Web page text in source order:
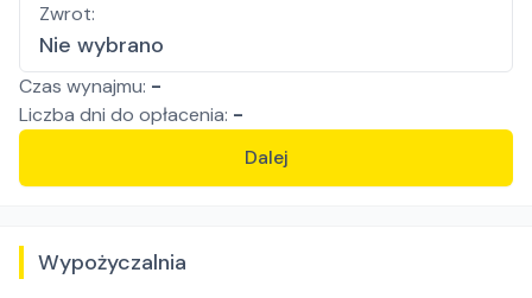
Zwrot:
Nie wybrano
Czas wynajmu: -
Liczba dni do opłacenia: -
Dalej
Wypożyczalnia